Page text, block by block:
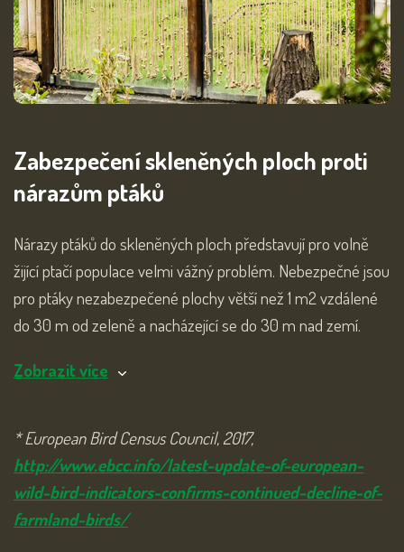
Zabezpečení skleněných ploch proti
nárazům ptáků
Nárazy ptáků do skleněných ploch představují pro volně
žijící ptačí populace velmi vážný problém. Nebezpečné jsou
pro ptáky nezabezpečené plochy větší než 1 m2 vzdálené
do 30 m od zeleně a nacházející se do 30 m nad zemí.
Zobrazit více
* European Bird Census Council, 2017,
http://www.ebcc.info/latest-update-of-european-
wild-bird-indicators-confirms-continued-decline-of-
farmland-birds/